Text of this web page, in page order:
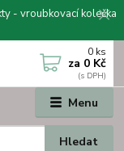
- vroubkovací kolečka
Menu
Hledat
0 ks
za 0 Kč